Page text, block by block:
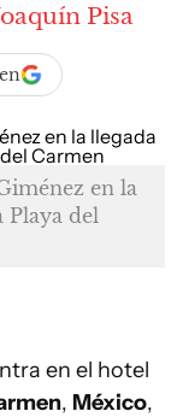
Pisa
en la
Playa del
en el hotel
, México,